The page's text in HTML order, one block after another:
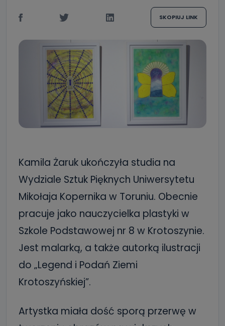
SKOPIUJ LINK
Kamila Żaruk ukończyła studia na
Wydziale Sztuk Pięknych Uniwersytetu
Mikołaja Kopernika w Toruniu. Obecnie
pracuje jako nauczycielka plastyki w
Szkole Podstawowej nr 8 w Krotoszynie.
Jest malarką, a także autorką ilustracji
do „Legend i Podań Ziemi
Krotoszyńskiej”.
Artystka miała dość sporą przerwę w